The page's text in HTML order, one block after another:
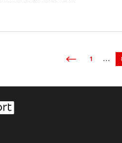
1 ...